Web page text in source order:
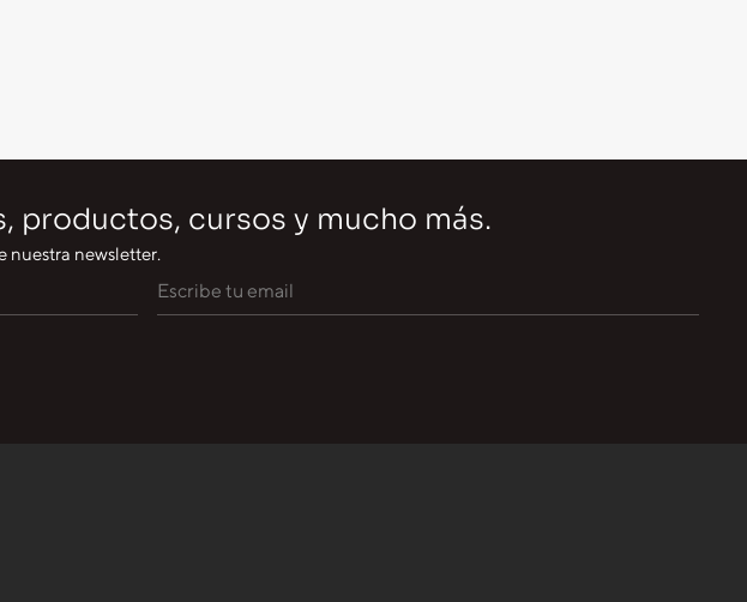
productos, cursos y mucho más.
nuestra newsletter.